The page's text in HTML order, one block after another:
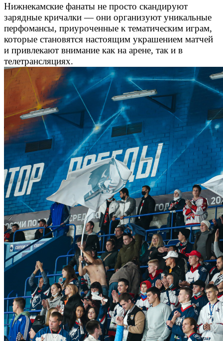
Нижнекамские фанаты не просто скандируют
зарядные кричалки — они организуют уникальные
перфомансы, приуроченные к тематическим играм,
которые становятся настоящим украшением матчей
и привлекают внимание как на арене, так и в
телетрансляциях.